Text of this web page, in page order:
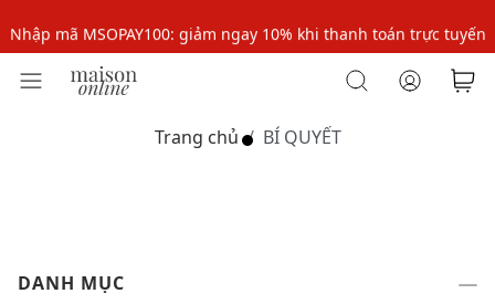
Nhập mã MSOPAY100: giảm ngay 10% khi thanh toán trực tuyến
Nhập mã: MSOXINCHAO - Giảm 10% đơn đầu cho thành viên mới!
Nhập mã: MSOXINCHAO - Giảm 10% đơn đầu cho thành viên mới!
Trang chủ BÍ QUYẾT
DANH MỤC